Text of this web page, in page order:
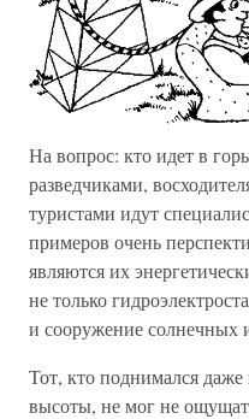
На вопрос: кто идет в
разведчиками,
туристами идут
примеров очень
являются их
не только
и сооружение солнечных
Тот, кто поднимался
высоты, не мог не